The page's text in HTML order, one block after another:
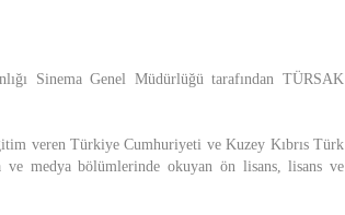
Sinema Genel Müdürlüğü tarafından TÜRSAK
veren Türkiye Cumhuriyeti ve Kuzey Kıbrıs Türk
medya bölümlerinde okuyan ön lisans, lisans ve